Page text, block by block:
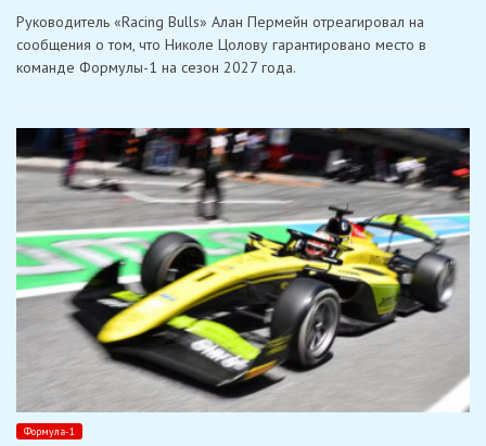
Bulls»
слухи
о
звездой
Цоловым
Руководитель «Racing Bulls» Алан Пермейн отреагировал на
сообщения о том, что Николе Цолову гарантировано место в
команде Формулы-1 на сезон 2027 года.
Формула-1